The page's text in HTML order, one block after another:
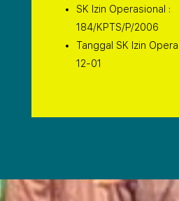
SK Izin Operasional :
184/KPTS/P/2006
Tanggal SK Izin
12-01